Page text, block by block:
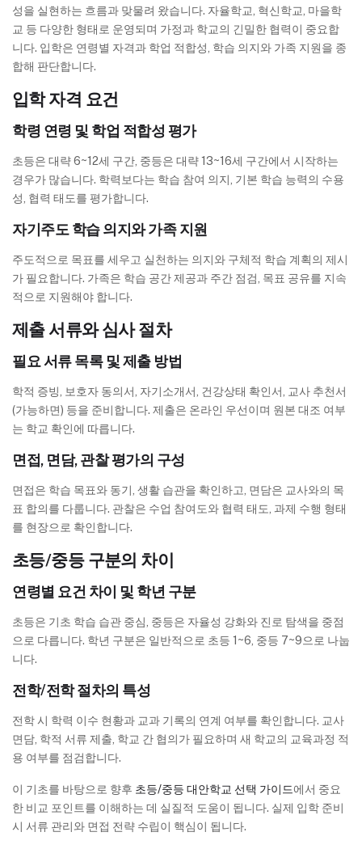
성을 실현하는 흐름과 맞물려 왔습니다. 자율학교, 혁신학교, 마을학
교 등 다양한 형태로 운영되며 가정과 학교의 긴밀한 협력이 중요합
니다. 입학은 연령별 자격과 학업 적합성, 학습 의지와 가족 지원을 종
합해 판단합니다.
입학 자격 요건
학령 연령 및 학업 적합성 평가
초등은 대략 6~12세 구간, 중등은 대략 13~16세 구간에서 시작하는
경우가 많습니다. 학력보다는 학습 참여 의지, 기본 학습 능력의 수용
성, 협력 태도를 평가합니다.
자기주도 학습 의지와 가족 지원
주도적으로 목표를 세우고 실천하는 의지와 구체적 학습 계획의 제시
가 필요합니다. 가족은 학습 공간 제공과 주간 점검, 목표 공유를 지속
적으로 지원해야 합니다.
제출 서류와 심사 절차
필요 서류 목록 및 제출 방법
학적 증빙, 보호자 동의서, 자기소개서, 건강상태 확인서, 교사 추천서
(가능하면) 등을 준비합니다. 제출은 온라인 우선이며 원본 대조 여부
는 학교 확인에 따릅니다.
면접, 면담, 관찰 평가의 구성
면접은 학습 목표와 동기, 생활 습관을 확인하고, 면담은 교사와의 목
표 합의를 다룹니다. 관찰은 수업 참여도와 협력 태도, 과제 수행 형태
를 현장으로 확인합니다.
초등/중등 구분의 차이
연령별 요건 차이 및 학년 구분
초등은 기초 학습 습관 중심, 중등은 자율성 강화와 진로 탐색을 중점
으로 다릅니다. 학년 구분은 일반적으로 초등 1~6, 중등 7~9으로 나눕
니다.
전학/전학 절차의 특성
전학 시 학력 이수 현황과 교과 기록의 연계 여부를 확인합니다. 교사
면담, 학적 서류 제출, 학교 간 협의가 필요하며 새 학교의 교육과정 적
용 여부를 점검합니다.
이 기초를 바탕으로 향후 초등/중등 대안학교 선택 가이드에서 중요
한 비교 포인트를 이해하는 데 실질적 도움이 됩니다. 실제 입학 준비
시 서류 관리와 면접 전략 수립이 핵심이 됩니다.